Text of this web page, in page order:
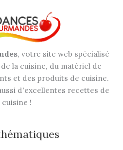
, votre site web spécialisé
la cuisine, du matériel de
et des produits de cuisine.
d'excellentes recettes de
cuisine !